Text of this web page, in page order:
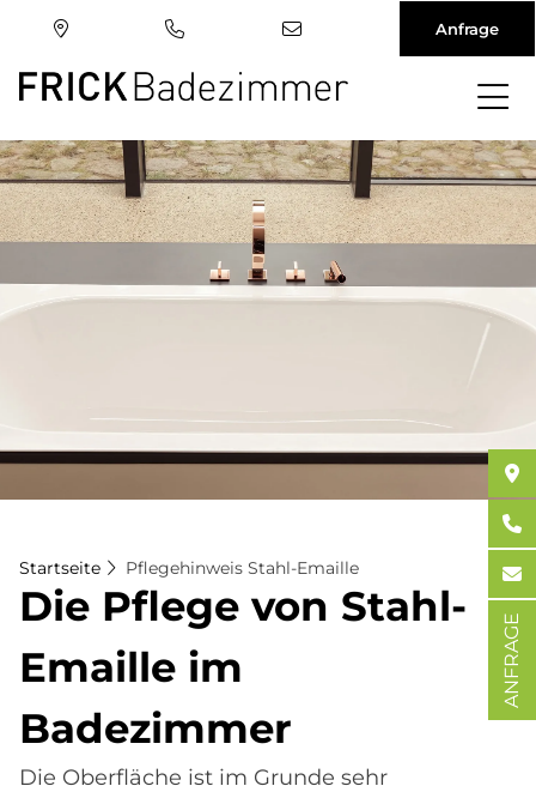
Direkt
zum
Inhalt
Anfrage
Startseite Pflegehinweis Stahl-Emaille
Die Pfle­ge von Stahl-
Email­le im
Ba­de­zim­mer
Die Oberfläche ist im Grunde sehr
ANFRAGE